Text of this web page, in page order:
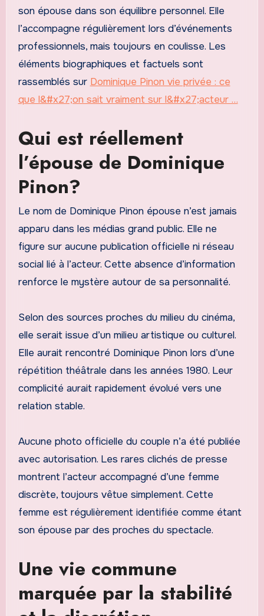
son épouse dans son équilibre personnel. Elle
l’accompagne régulièrement lors d’événements
professionnels, mais toujours en coulisse. Les
éléments biographiques et factuels sont
rassemblés sur Dominique Pinon vie privée : ce
que l&#x27;on sait vraiment sur l&#x27;acteur …
Qui est réellement
l’épouse de Dominique
Pinon?
Le nom de Dominique Pinon épouse n’est jamais
apparu dans les médias grand public. Elle ne
figure sur aucune publication officielle ni réseau
social lié à l’acteur. Cette absence d’information
renforce le mystère autour de sa personnalité.
Selon des sources proches du milieu du cinéma,
elle serait issue d’un milieu artistique ou culturel.
Elle aurait rencontré Dominique Pinon lors d’une
répétition théâtrale dans les années 1980. Leur
complicité aurait rapidement évolué vers une
relation stable.
Aucune photo officielle du couple n’a été publiée
avec autorisation. Les rares clichés de presse
montrent l’acteur accompagné d’une femme
discrète, toujours vêtue simplement. Cette
femme est régulièrement identifiée comme étant
son épouse par des proches du spectacle.
Une vie commune
marquée par la stabilité